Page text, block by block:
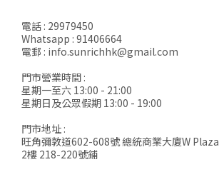
電話 : 29979450
Whatsapp : 91406664
電郵 : info.sunrichhk@gmail.com
門市營業時間 :
星期一至六 13:00 - 21:00
星期日及公眾假期 13:00 - 19:00
門市地址 :
旺角彌敦道602-608號 總統商業大廈W Plaza
2樓 218-220號鋪